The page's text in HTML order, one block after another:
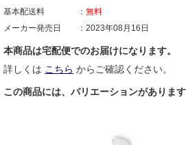
基本配送料
無料
メーカー発売日
2023年08月16日
本商品は宅配便でのお届けになります。
詳しくは こちら からご確認ください。
この商品には、バリエーションがあります